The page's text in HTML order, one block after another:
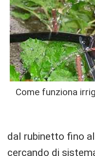
Come funziona
dal rubinetto fino
cercando di